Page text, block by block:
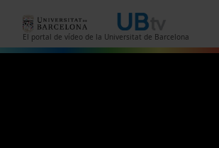
El portal de vídeo de la Universitat de Barcelona